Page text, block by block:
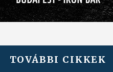
TOVÁBBI CIKKEK